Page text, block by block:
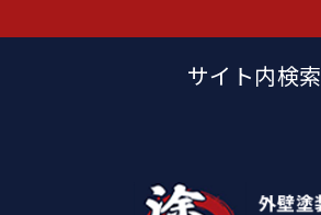
サイト内検索